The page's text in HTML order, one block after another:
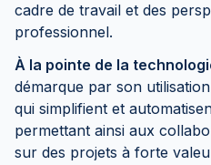
cadre de travail et des
professionnel.
À la pointe de la
démarque par son
qui simplifient et
permettant ainsi aux
sur des projets à forte